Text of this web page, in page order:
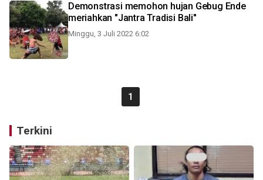
Demonstrasi memohon hujan Gebug Ende
meriahkan "Jantra Tradisi Bali"
Minggu, 3 Juli 2022 6:02
1
Terkini